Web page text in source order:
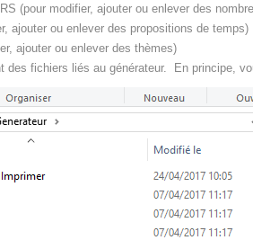
(pour modifier, ajouter ou enlever des
ajouter ou enlever des propositions de temps)
ajouter ou enlever des thèmes)
des fichiers liés au générateur. En principe,